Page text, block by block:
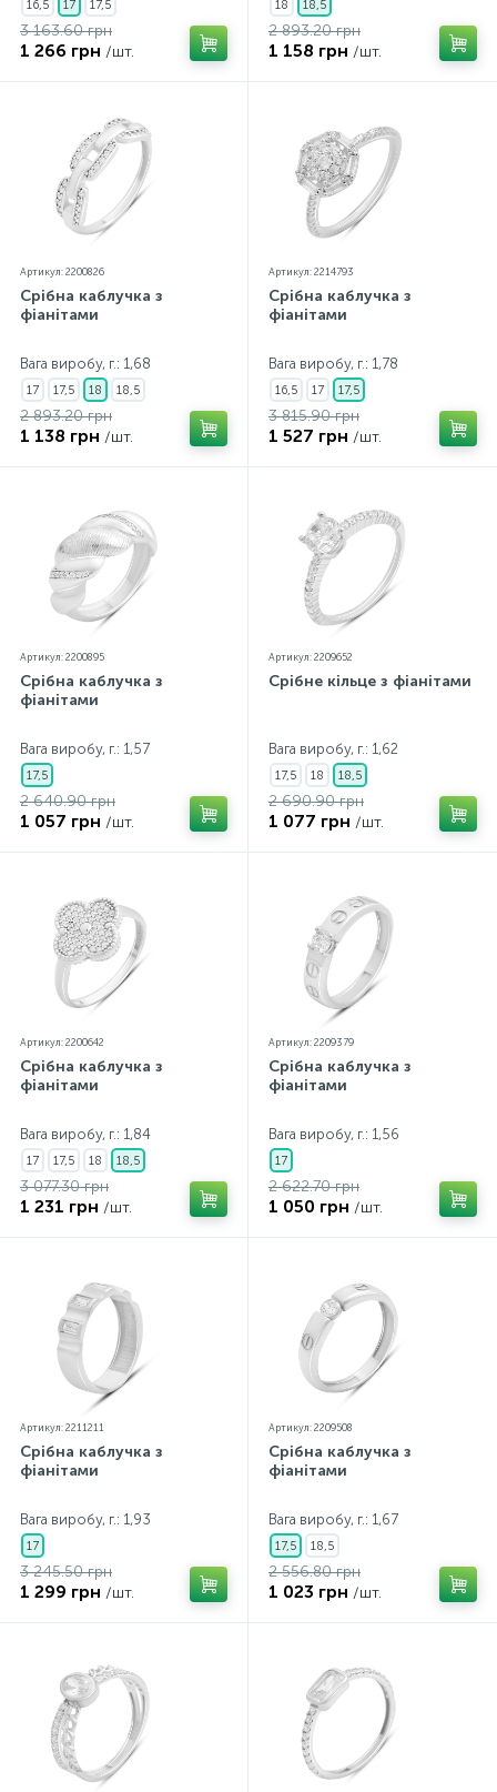
16,5 17 17,5
3 163.60 грн
1 266 грн /шт.
18 18,5
2 893.20 грн
1 158 грн /шт.
Артикул: 2200826
Срібна каблучка з
фіанітами
Вага виробу, г.: 1,68
17 17,5 18 18,5
2 893.20 грн
1 138 грн /шт.
Артикул: 2214793
Срібна каблучка з
фіанітами
Вага виробу, г.: 1,78
16,5 17 17,5
3 815.90 грн
1 527 грн /шт.
Артикул: 2200895
Срібна каблучка з
фіанітами
Вага виробу, г.: 1,57
17,5
2 640.90 грн
1 057 грн /шт.
Артикул: 2209652
Срібне кільце з фіанітами
Вага виробу, г.: 1,62
17,5 18 18,5
2 690.90 грн
1 077 грн /шт.
Артикул: 2200642
Срібна каблучка з
фіанітами
Вага виробу, г.: 1,84
17 17,5 18 18,5
3 077.30 грн
1 231 грн /шт.
Артикул: 2209379
Срібна каблучка з
фіанітами
Вага виробу, г.: 1,56
17
2 622.70 грн
1 050 грн /шт.
Артикул: 2211211
Срібна каблучка з
фіанітами
Вага виробу, г.: 1,93
17
3 245.50 грн
1 299 грн /шт.
Артикул: 2209508
Срібна каблучка з
фіанітами
Вага виробу, г.: 1,67
17,5 18,5
2 556.80 грн
1 023 грн /шт.